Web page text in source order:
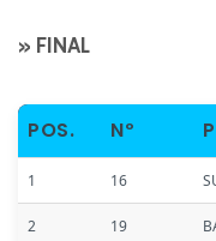
» FINAL
POS. Nº
1 16
2 19